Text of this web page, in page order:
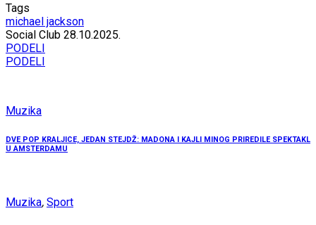
Tags
michael jackson
Social Club 28.10.2025.
PODELI
PODELI
Muzika
DVE POP KRALJICE, JEDAN STEJDŽ: MADONA I KAJLI MINOG PRIREDILE SPEKTAKL
U AMSTERDAMU
Muzika, Sport